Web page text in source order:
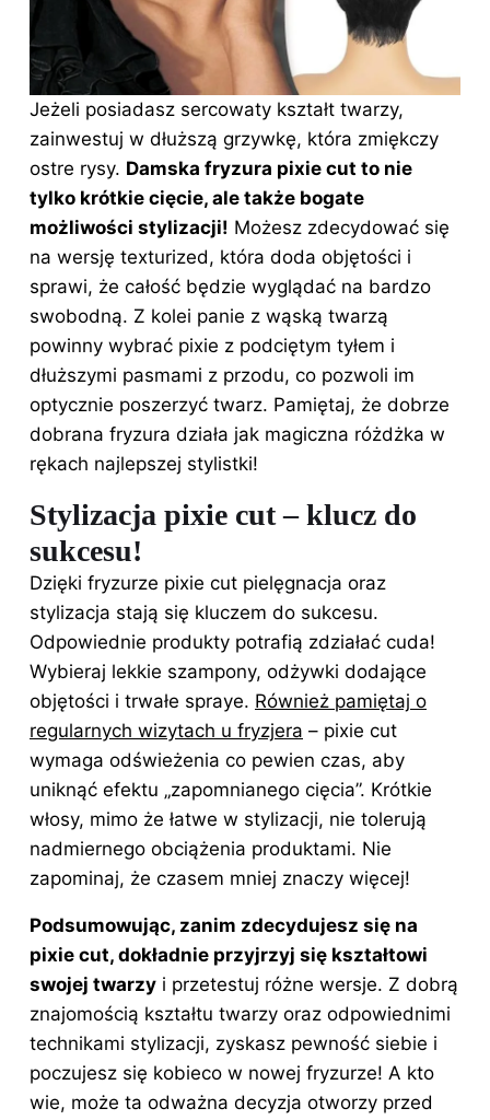
Jeżeli posiadasz sercowaty kształt twarzy,
zainwestuj w dłuższą grzywkę, która zmiękczy
ostre rysy. Damska fryzura pixie cut to nie
tylko krótkie cięcie, ale także bogate
możliwości stylizacji! Możesz zdecydować się
na wersję texturized, która doda objętości i
sprawi, że całość będzie wyglądać na bardzo
swobodną. Z kolei panie z wąską twarzą
powinny wybrać pixie z podciętym tyłem i
dłuższymi pasmami z przodu, co pozwoli im
optycznie poszerzyć twarz. Pamiętaj, że dobrze
dobrana fryzura działa jak magiczna różdżka w
rękach najlepszej stylistki!
Stylizacja pixie cut – klucz do
sukcesu!
Dzięki fryzurze pixie cut pielęgnacja oraz
stylizacja stają się kluczem do sukcesu.
Odpowiednie produkty potrafią zdziałać cuda!
Wybieraj lekkie szampony, odżywki dodające
objętości i trwałe spraye. Również pamiętaj o
regularnych wizytach u fryzjera – pixie cut
wymaga odświeżenia co pewien czas, aby
uniknąć efektu „zapomnianego cięcia”. Krótkie
włosy, mimo że łatwe w stylizacji, nie tolerują
nadmiernego obciążenia produktami. Nie
zapominaj, że czasem mniej znaczy więcej!
Podsumowując, zanim zdecydujesz się na
pixie cut, dokładnie przyjrzyj się kształtowi
swojej twarzy i przetestuj różne wersje. Z dobrą
znajomością kształtu twarzy oraz odpowiednimi
technikami stylizacji, zyskasz pewność siebie i
poczujesz się kobieco w nowej fryzurze! A kto
wie, może ta odważna decyzja otworzy przed